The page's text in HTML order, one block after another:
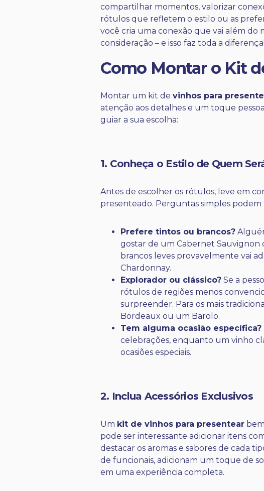
compartilhar momentos, valorizar
rótulos que refletem o estilo ou as
você cria uma conexão que vai além do
consideração – e isso faz toda a diferença!
Como Montar o Kit
Montar um kit de vinhos para
atenção aos detalhes e um toque
guiar a sua escolha:
1. Conheça o Estilo de Quem
Antes de escolher os rótulos, leve em
presenteado. Perguntas simples
Prefere tintos ou brancos?
gostar de um Cabernet
brancos leves provavelmente vai
Chardonnay.
Explorador ou clássico? Se a
rótulos de regiões menos
surpreender. Para os mais
Bordeaux ou um Barolo.
Tem alguma ocasião específica?
celebrações, enquanto um vinho
ocasiões especiais.
2. Inclua Acessórios Exclusivos
Um kit de vinhos para presentear
pode ser interessante adicionar itens
destacar os aromas e sabores de cada
de funcionais, adicionam um toque de
em uma experiência completa.